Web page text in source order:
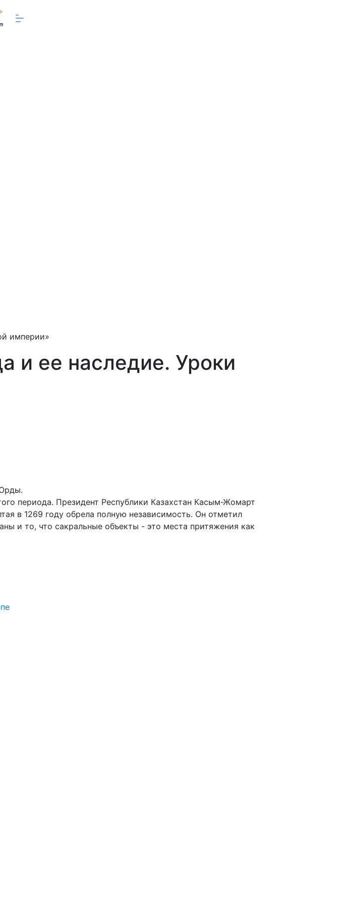
империи»
и ее наследие. Уроки
периода. Президент Республики Казахстан Касым-Жомарт
в 1269 году обрела полную независимость. Он отметил
и то, что сакральные объекты - это места притяжения как